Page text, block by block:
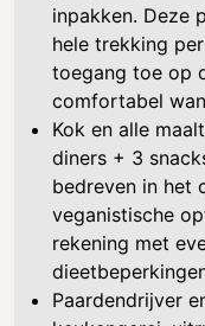
inpakken. Deze
hele trekking
toegang toe op
comfortabel
Kok en alle
diners + 3
bedreven in het
veganistische
rekening met
Paardendrijver